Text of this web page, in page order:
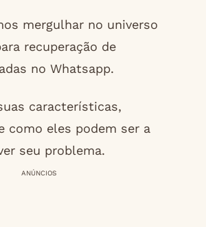
mergulhar no universo
recuperação de
no Whatsapp.
características,
como eles podem ser a
seu problema.
ANÚNCIOS